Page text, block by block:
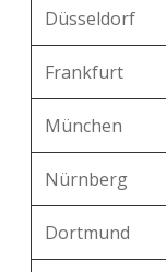
Düsseldorf
Frankfurt
München
Nürnberg
Dortmund